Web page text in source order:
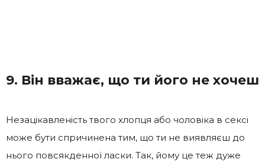
9. Він вважає, що ти його не хочеш
Незацікавленість твого хлопця або чоловіка в сексі
може бути спричинена тим, що ти не виявляєш до
нього повсякденної ласки. Так, йому це теж дуже